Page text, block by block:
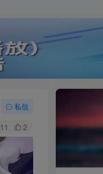
私信
11 2